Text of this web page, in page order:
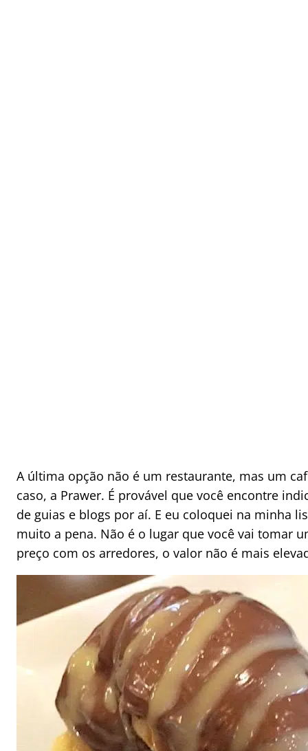
A última opção não é um restaurante, mas um
caso, a Prawer. É provável que você encontre
de guias e blogs por aí. E eu coloquei na minha
muito a pena. Não é o lugar que você vai tomar
preço com os arredores, o valor não é mais